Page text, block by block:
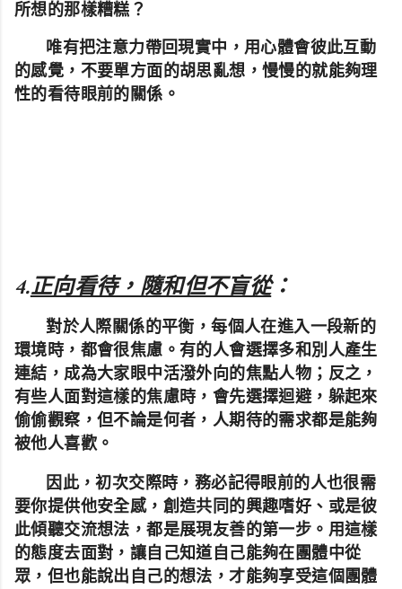
所想的那樣糟糕？
唯有把注意力帶回現實中，用心體會彼此互動
的感覺，不要單方面的胡思亂想，慢慢的就能夠理
性的看待眼前的關係。
4.正向看待，隨和但不盲從：
對於人際關係的平衡，每個人在進入一段新的
環境時，都會很焦慮。有的人會選擇多和別人產生
連結，成為大家眼中活潑外向的焦點人物；反之，
有些人面對這樣的焦慮時，會先選擇迴避，躲起來
偷偷觀察，但不論是何者，人期待的需求都是能夠
被他人喜歡。
因此，初次交際時，務必記得眼前的人也很需
要你提供他安全感，創造共同的興趣嗜好、或是彼
此傾聽交流想法，都是展現友善的第一步。用這樣
的態度去面對，讓自己知道自己能夠在團體中從
眾，但也能說出自己的想法，才能夠享受這個團體